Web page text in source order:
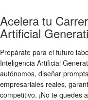
Acelera tu
Artificial
Prepárate para el futuro
Inteligencia Artificial
autónomos, diseñar
empresariales reales,
competitivo. ¡No te quedes